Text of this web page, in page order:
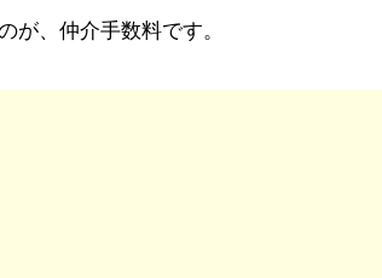
が、仲介手数料です。